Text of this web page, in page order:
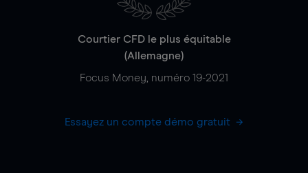
Courtier CFD le plus équitable
(Allemagne)
Focus Money, numéro 19-2021
Essayez un compte démo gratuit